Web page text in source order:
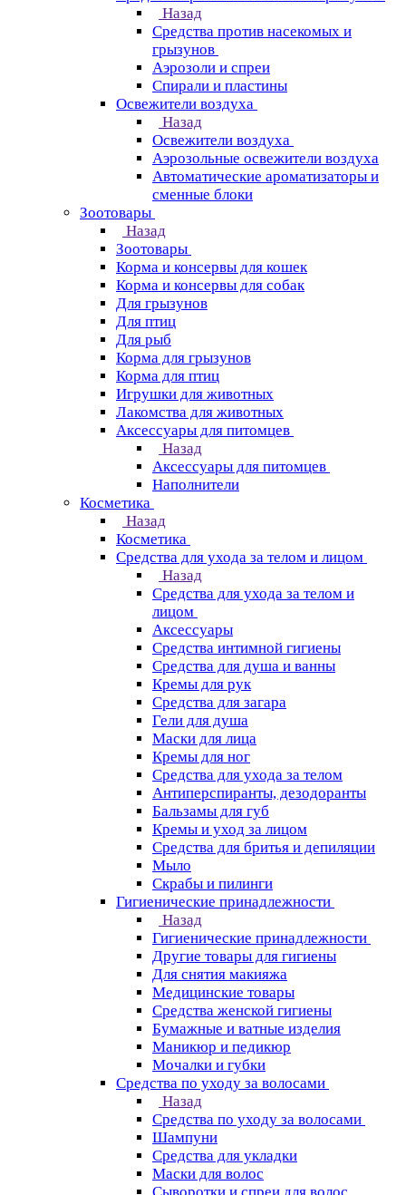
Назад
Средства против насекомых и
грызунов
Аэрозоли и спреи
Спирали и пластины
Освежители воздуха
Назад
Освежители воздуха
Аэрозольные освежители воздуха
Автоматические ароматизаторы и
сменные блоки
Зоотовары
Назад
Зоотовары
Корма и консервы для кошек
Корма и консервы для собак
Для грызунов
Для птиц
Для рыб
Корма для грызунов
Корма для птиц
Игрушки для животных
Лакомства для животных
Аксессуары для питомцев
Назад
Аксессуары для питомцев
Наполнители
Косметика
Назад
Косметика
Средства для ухода за телом и лицом
Назад
Средства для ухода за телом и
лицом
Аксессуары
Средства интимной гигиены
Средства для душа и ванны
Кремы для рук
Средства для загара
Гели для душа
Маски для лица
Кремы для ног
Средства для ухода за телом
Антиперспиранты, дезодоранты
Бальзамы для губ
Кремы и уход за лицом
Средства для бритья и депиляции
Мыло
Скрабы и пилинги
Гигиенические принадлежности
Назад
Гигиенические принадлежности
Другие товары для гигиены
Для снятия макияжа
Медицинские товары
Средства женской гигиены
Бумажные и ватные изделия
Маникюр и педикюр
Мочалки и губки
Средства по уходу за волосами
Назад
Средства по уходу за волосами
Шампуни
Средства для укладки
Маски для волос